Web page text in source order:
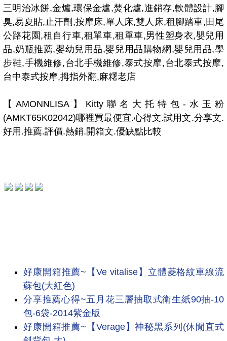
三明治冰餅,金爐,環保金爐,焚化爐,進銷存,軟體設計,腳
臭,易夏貼,止汗劑,按摩床,單人床,雙人床,租腳踏車,田尾
公路花園,租自行車,租單車,租單車,男性塑身衣,嬰兒用
品,奶瓶推薦,嬰幼兒用品,嬰兒用品購物網,嬰兒用品,學
步鞋,手機維修,台北手機維修,泰式按摩,台北泰式按摩,
台中泰式按摩,拇指外翻,麻糬老店
【AMONNLISA】Kitty聯名大托特包-水玉粉
(AMKT65K02042)哪裡買最便宜.心得文.試用文.分享文.
好用.推薦.評價.熱銷.開箱文.優缺點比較
好康開箱推薦~【Ve vitalise】立體菱格紋車線流
蘇包(大紅色)
分享推薦心得~五月花三層抽取式衛生紙90抽-10
包-6袋-2014紫金版
好康開箱推薦~【Verage】神秘黑系列(休閒直式